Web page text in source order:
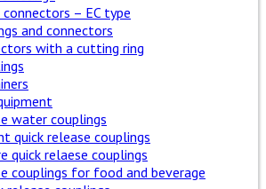
– EC type
and connectors
with a cutting ring
water couplings
quick release couplings
quick relaese couplings
couplings for food and beverage